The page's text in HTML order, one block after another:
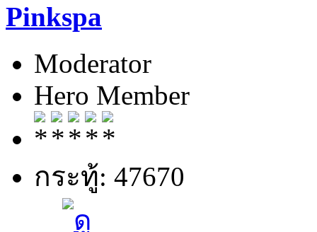
Pinkspa
Moderator
Hero Member
กระทู้: 47670